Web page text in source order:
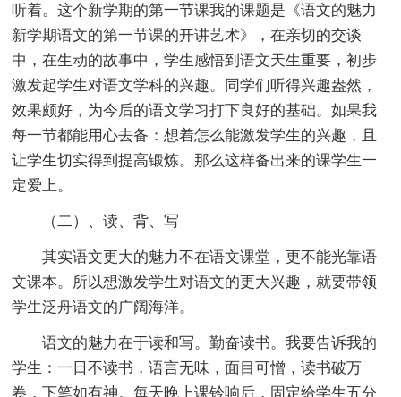
听着。这个新学期的第一节课我的课题是《语文的魅力
新学期语文的第一节课的开讲艺术》，在亲切的交谈
中，在生动的故事中，学生感悟到语文天生重要，初步
激发起学生对语文学科的兴趣。同学们听得兴趣盎然，
效果颇好，为今后的语文学习打下良好的基础。如果我
每一节都能用心去备：想着怎么能激发学生的兴趣，且
让学生切实得到提高锻炼。那么这样备出来的课学生一
定爱上。
（二）、读、背、写
其实语文更大的魅力不在语文课堂，更不能光靠语
文课本。所以想激发学生对语文的更大兴趣，就要带领
学生泛舟语文的广阔海洋。
语文的魅力在于读和写。勤奋读书。我要告诉我的
学生：一日不读书，语言无味，面目可憎，读书破万
卷，下笔如有神。每天晚上课铃响后，固定给学生五分